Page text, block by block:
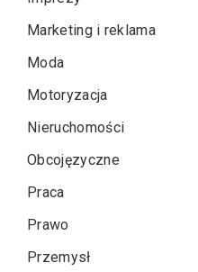
Marketing i reklama
Moda
Motoryzacja
Nieruchomości
Obcojęzyczne
Praca
Prawo
Przemysł